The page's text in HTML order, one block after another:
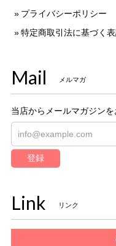
プライバシーポリシー
特定商取引法に基づく
Mail メルマガ
当店からメールマガジンを
登録
Link リンク